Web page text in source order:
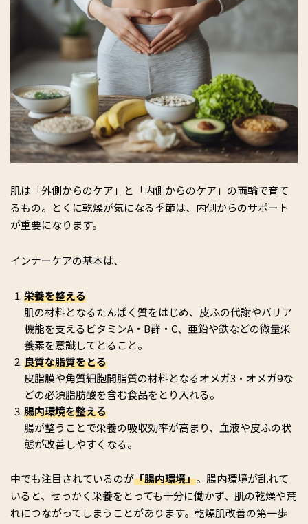
肌は「外側からのケア」と「内側からのケア」の両輪で育て
るもの。とくに乾燥が気になる季節は、内側からのサポート
が重要になります。
インナーケアの基本は、
栄養を整える
肌の材料となるたんぱく質をはじめ、皮ふの代謝やバリア
機能を支えるビタミンA・B群・C、亜鉛や鉄などの微量栄
養素を意識してとること。
良質な脂質をとる
皮脂膜や角質細胞間脂質の材料となるオメガ3・オメガ9な
どの必須脂肪酸を含む食品をとり入れる。
腸内環境を整える
腸が整うことで栄養の吸収効率が高まり、血液や皮ふの状
態が改善しやすくなる。
中でも注目されているのが「腸内環境」。腸内環境が乱れて
いると、せっかく栄養をとっても十分に働かず、肌の乾燥や荒
れにつながってしまうことがあります。乾燥肌改善の第一歩